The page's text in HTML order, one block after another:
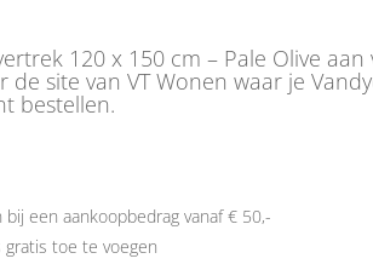
120 x 150 cm – Pale Olive aan
site van VT Wonen waar je
bestellen.
een aankoopbedrag vanaf € 50,-
toe te voegen